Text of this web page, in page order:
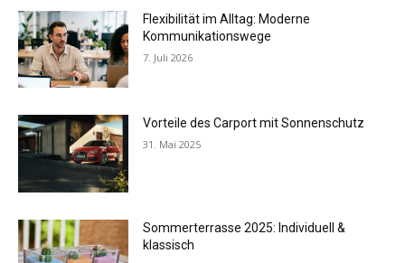
Flexibilität im Alltag: Moderne
Kommunikationswege
7. Juli 2026
Vorteile des Carport mit Sonnenschutz
31. Mai 2025
Sommerterrasse 2025: Individuell &
klassisch